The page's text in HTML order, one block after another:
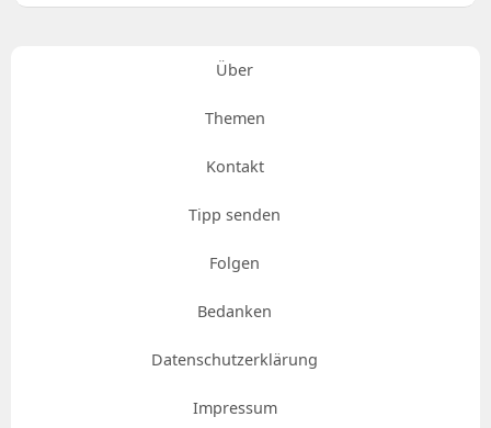
Über
Themen
Kontakt
Tipp senden
Folgen
Bedanken
Datenschutzerklärung
Impressum